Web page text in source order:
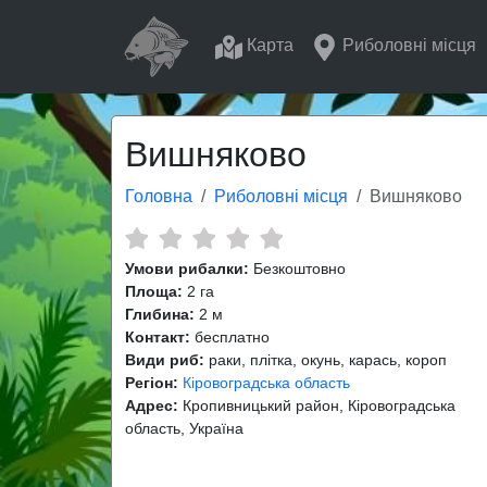
Карта Риболовні місця
Вишняково
Головна Риболовні місця Вишняково
Умови рибалки: Безкоштовно
Площа: 2 га
Глибина: 2 м
Контакт: бесплатно
Види риб: раки, плітка, окунь, карась, короп
Регіон: Кіровоградська область
Адрес: Кропивницький район, Кіровоградська
область, Україна